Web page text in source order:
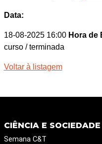
Data:
18-08-2025 16:00 Hora de
curso / terminada
Voltar à listagem
CIÊNCIA E SOCIEDADE
Semana C&T